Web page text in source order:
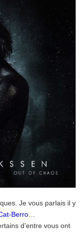
Je vous parlais il y
Berro
d’entre vous ont